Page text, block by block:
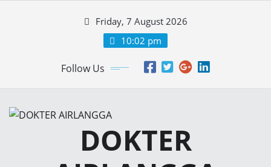
Friday, 7 August 2026
10:02 pm
Follow Us
DOKTER